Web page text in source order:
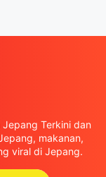
Terkini dan
makanan,
viral di Jepang.